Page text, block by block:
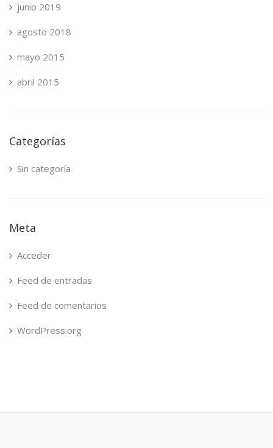
junio 2019
agosto 2018
mayo 2015
abril 2015
Categorías
Sin categoría
Meta
Acceder
Feed de entradas
Feed de comentarios
WordPress.org